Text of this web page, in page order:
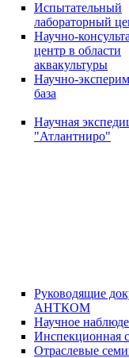
Испытательный
лабораторный
Научно-
центр в области
аквакультуры
Научно-
база
Научная
"Атлантниро"
Руководящие
АНТКОМ
Научное
Инспекционная
Отраслевые